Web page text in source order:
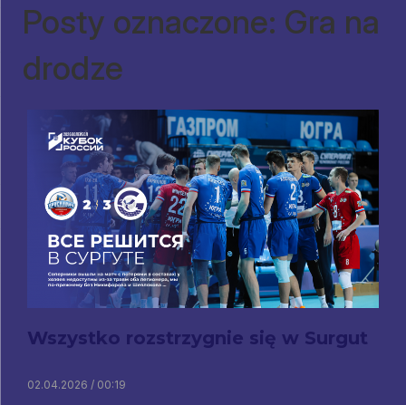
Posty oznaczone: Gra na
drodze
Wszystko rozstrzygnie się w Surgut
02.04.2026 / 00:19